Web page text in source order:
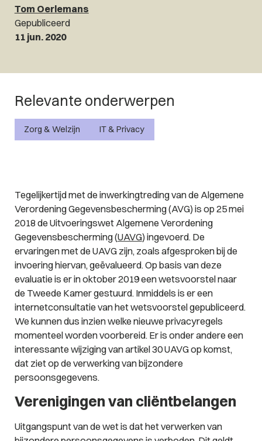
Tom Oerlemans
Gepubliceerd
11 jun. 2020
Relevante onderwerpen
Zorg & Welzijn IT & Privacy
Tegelijkertijd met de inwerkingtreding van de Algemene
Verordening Gegevensbescherming (AVG) is op 25 mei
2018 de Uitvoeringswet Algemene Verordening
Gegevensbescherming (UAVG) ingevoerd. De
ervaringen met de UAVG zijn, zoals afgesproken bij de
invoering hiervan, geëvalueerd. Op basis van deze
evaluatie is er in oktober 2019 een wetsvoorstel naar
de Tweede Kamer gestuurd. Inmiddels is er een
internetconsultatie van het wetsvoorstel gepubliceerd.
We kunnen dus inzien welke nieuwe privacyregels
momenteel worden voorbereid. Er is onder andere een
interessante wijziging van artikel 30 UAVG op komst,
dat ziet op de verwerking van bijzondere
persoonsgegevens.
Verenigingen van cliëntbelangen
Uitgangspunt van de wet is dat het verwerken van